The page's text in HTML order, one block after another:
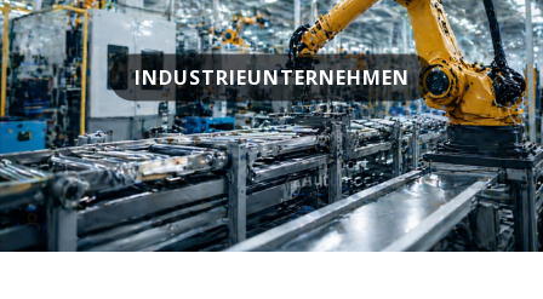
INDUSTRIEUNTERNEHMEN